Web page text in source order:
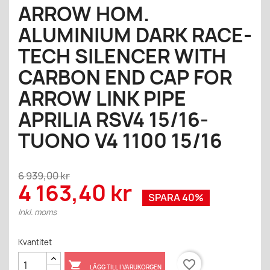
ARROW HOM.
ALUMINIUM DARK RACE-
TECH SILENCER WITH
CARBON END CAP FOR
ARROW LINK PIPE
APRILIA RSV4 15/16-
TUONO V4 1100 15/16
6 939,00 kr
4 163,40 kr SPARA 40%
Inkl. moms
Kvantitet
 LÄGG TILL I VARUKORGEN favorite_border